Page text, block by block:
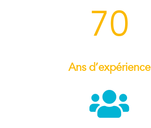
70
Ans d’expérience
